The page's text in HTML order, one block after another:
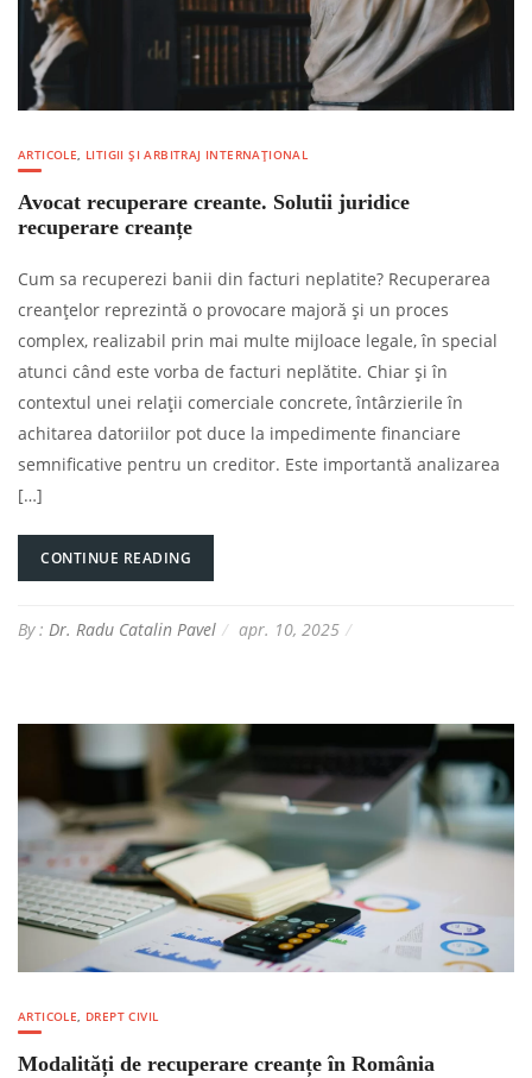
ARTICOLE, LITIGII ȘI ARBITRAJ INTERNAȚIONAL
Avocat recuperare creante. Solutii juridice
recuperare creanțe
Cum sa recuperezi banii din facturi neplatite? Recuperarea
creanțelor reprezintă o provocare majoră și un proces
complex, realizabil prin mai multe mijloace legale, în special
atunci când este vorba de facturi neplătite. Chiar și în
contextul unei relații comerciale concrete, întârzierile în
achitarea datoriilor pot duce la impedimente financiare
semnificative pentru un creditor. Este importantă analizarea
[…]
CONTINUE READING
By : Dr. Radu Catalin Pavel apr. 10, 2025
ARTICOLE, DREPT CIVIL
Modalități de recuperare creanțe în România